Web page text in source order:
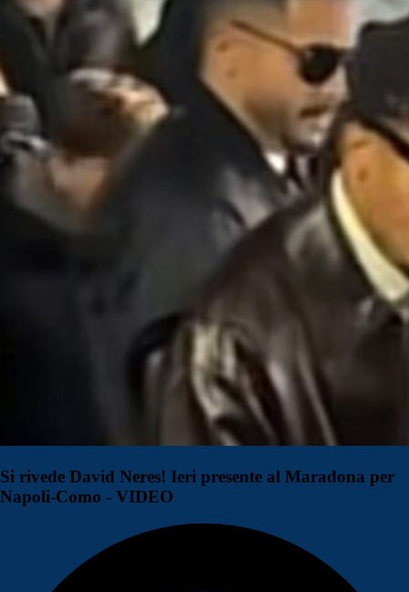
Si rivede David Neres! Ieri presente al Maradona per
Napoli-Como - VIDEO